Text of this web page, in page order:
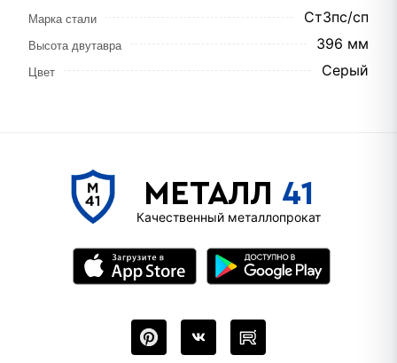
Марка стали Ст3пс/сп
Высота двутавра 396 мм
Цвет Серый
МЕТАЛЛ 41
Качественный металлопрокат